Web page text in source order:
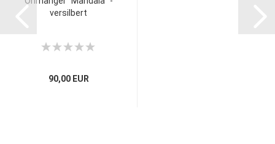
versilbert
90,00 EUR